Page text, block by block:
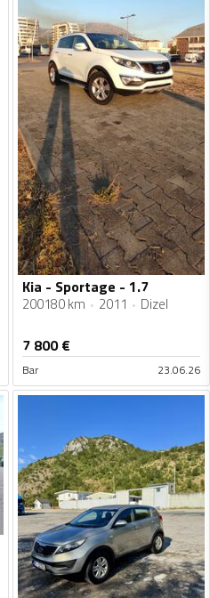
Kia - Sportage - 1.7
200180 km 2011 Dizel
7 800€
Bar 23.06.26